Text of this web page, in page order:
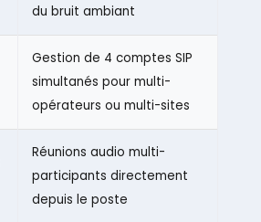
du bruit ambiant
Gestion de 4 comptes SIP
simultanés pour multi-
opérateurs ou multi-sites
Réunions audio multi-
participants directement
depuis le poste